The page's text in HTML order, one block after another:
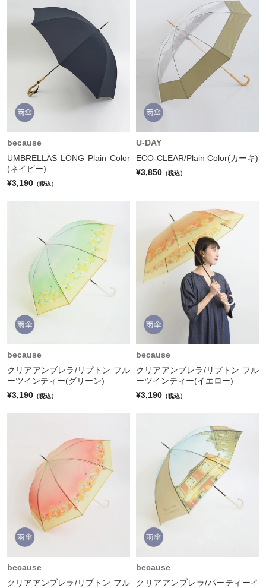
because
UMBRELLAS LONG Plain Color
(ネイビー)
¥3,190 （税込）
U-DAY
ECO-CLEAR/Plain Color(カーキ)
¥3,850 （税込）
because
クリアアンブレラ/リプトン フル
ーツインティー(グリーン)
¥3,190 （税込）
because
クリアアンブレラ/リプトン フル
ーツインティー(イエロー)
¥3,190 （税込）
because
クリアアンブレラ/リプトン フル
because
クリアアンブレラ/パーティーイ